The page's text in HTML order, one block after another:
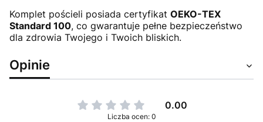
Komplet pościeli posiada certyfikat OEKO-TEX
Standard 100, co gwarantuje pełne bezpieczeństwo
dla zdrowia Twojego i Twoich bliskich.
Opinie
0.00
Liczba ocen: 0